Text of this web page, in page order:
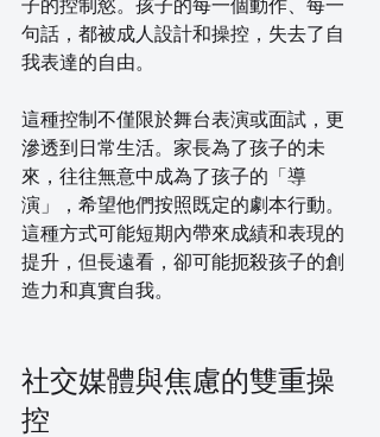
句話，都被成人設計和操控，失去了自
我表達的自由。
這種控制不僅限於舞台表演或面試，更
滲透到日常生活。家長為了孩子的未
來，往往無意中成為了孩子的「導
演」，希望他們按照既定的劇本行動。
這種方式可能短期內帶來成績和表現的
提升，但長遠看，卻可能扼殺孩子的創
造力和真實自我。
社交媒體與焦慮的雙重操
控